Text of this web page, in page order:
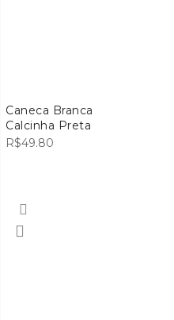
Caneca Branca
Calcinha Preta
R$49.80